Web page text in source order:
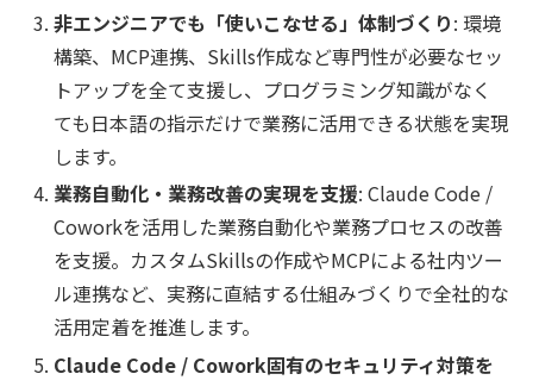
非エンジニアでも「使いこなせる」体制づくり: 環境
構築、MCP連携、Skills作成など専門性が必要なセッ
トアップを全て支援し、プログラミング知識がなく
ても日本語の指示だけで業務に活用できる状態を実現
します。
業務自動化・業務改善の実現を支援: Claude Code /
Coworkを活用した業務自動化や業務プロセスの改善
を支援。カスタムSkillsの作成やMCPによる社内ツー
ル連携など、実務に直結する仕組みづくりで全社的な
活用定着を推進します。
Claude Code / Cowork固有のセキュリティ対策を